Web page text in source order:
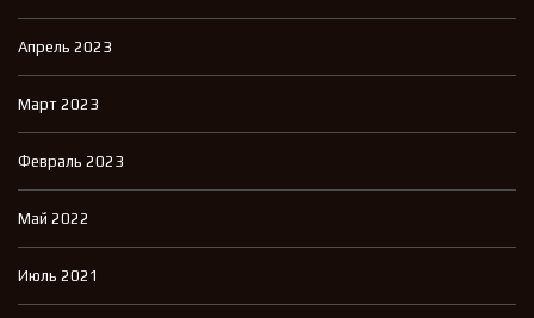
Апрель 2023
Март 2023
Февраль 2023
Май 2022
Июль 2021